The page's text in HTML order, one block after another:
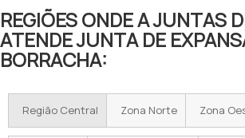
REGIÕES ONDE A JUNTAS
ATENDE JUNTA DE
BORRACHA:
Região Central Zona Norte Zona